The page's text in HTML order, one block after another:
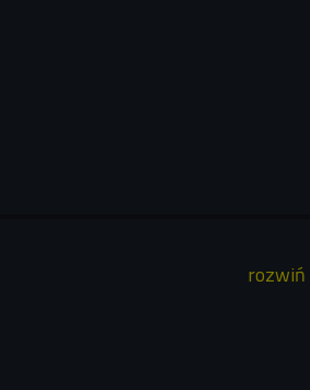
rozwiń